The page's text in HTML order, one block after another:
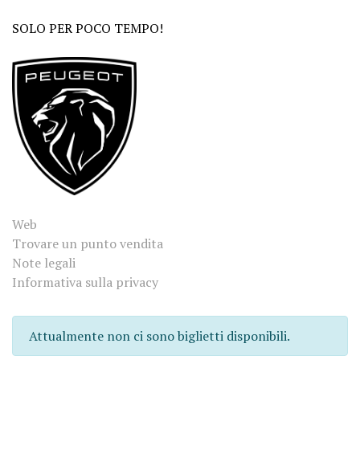
SOLO PER POCO TEMPO!
Web
Trovare un punto vendita
Note legali
Informativa sulla privacy
Attualmente non ci sono biglietti disponibili.